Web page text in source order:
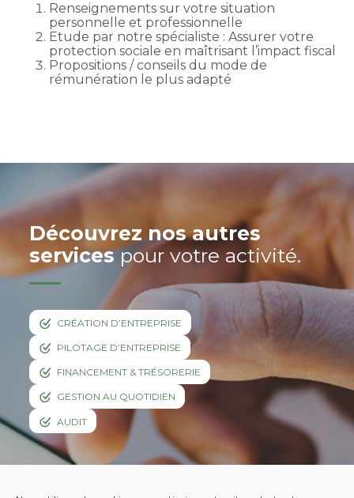
Renseignements sur votre situation
personnelle et professionnelle
Etude par notre spécialiste : Assurer votre
protection sociale en maîtrisant l’impact fiscal
Propositions / conseils du mode de
rémunération le plus adapté
Découvrez nos autres
servicespour votre activité.
CRÉATION D’ENTREPRISE
PILOTAGE D’ENTREPRISE
FINANCEMENT & TRÉSORERIE
GESTION AU QUOTIDIEN
AUDIT